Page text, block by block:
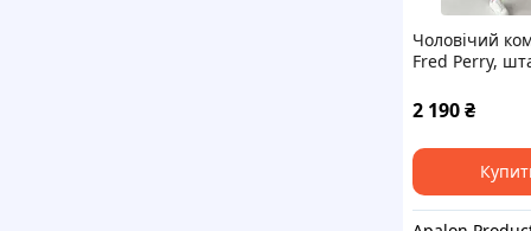
Чоловічий
Fred Perry,
шкарпеток,
XXL, Туреччина
2 190₴